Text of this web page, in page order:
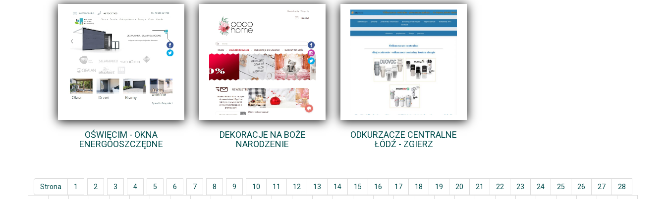
OŚWIĘCIM - OKNA
ENERGOOSZCZĘDNE
DEKORACJE NA BOŻE
NARODZENIE
ODKURZACZE CENTRALNE
ŁÓDŹ - ZGIERZ
Strona 1 2 3 4 5 6 7 8 9 10 11 12 13 14 15 16 17 18 19 20 21 22 23 24 25 26 27 28